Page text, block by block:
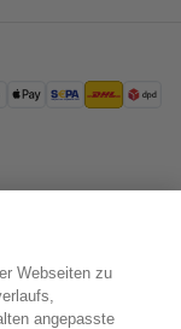
Webseiten zu
angepasste